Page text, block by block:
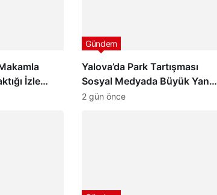
İzle
Yalova’da Park Tartışması
Sosyal Medyada Büyük Yankı
Uyandırdı
Gündem
2 gün önce